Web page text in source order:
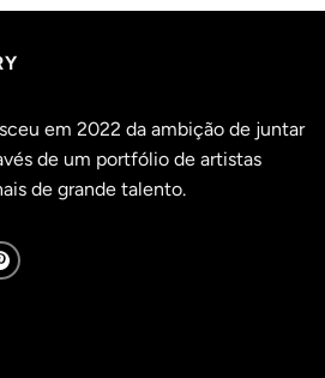
em 2022 da ambição de juntar
de um portfólio de artistas
de grande talento.